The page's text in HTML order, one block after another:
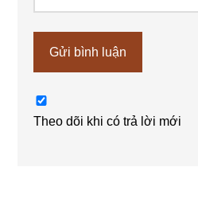
Theo dõi khi có trả lời mới